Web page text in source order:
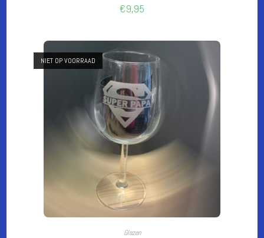
€9,95
NIET OP VOORRAAD
LEES VERDER
Glazen